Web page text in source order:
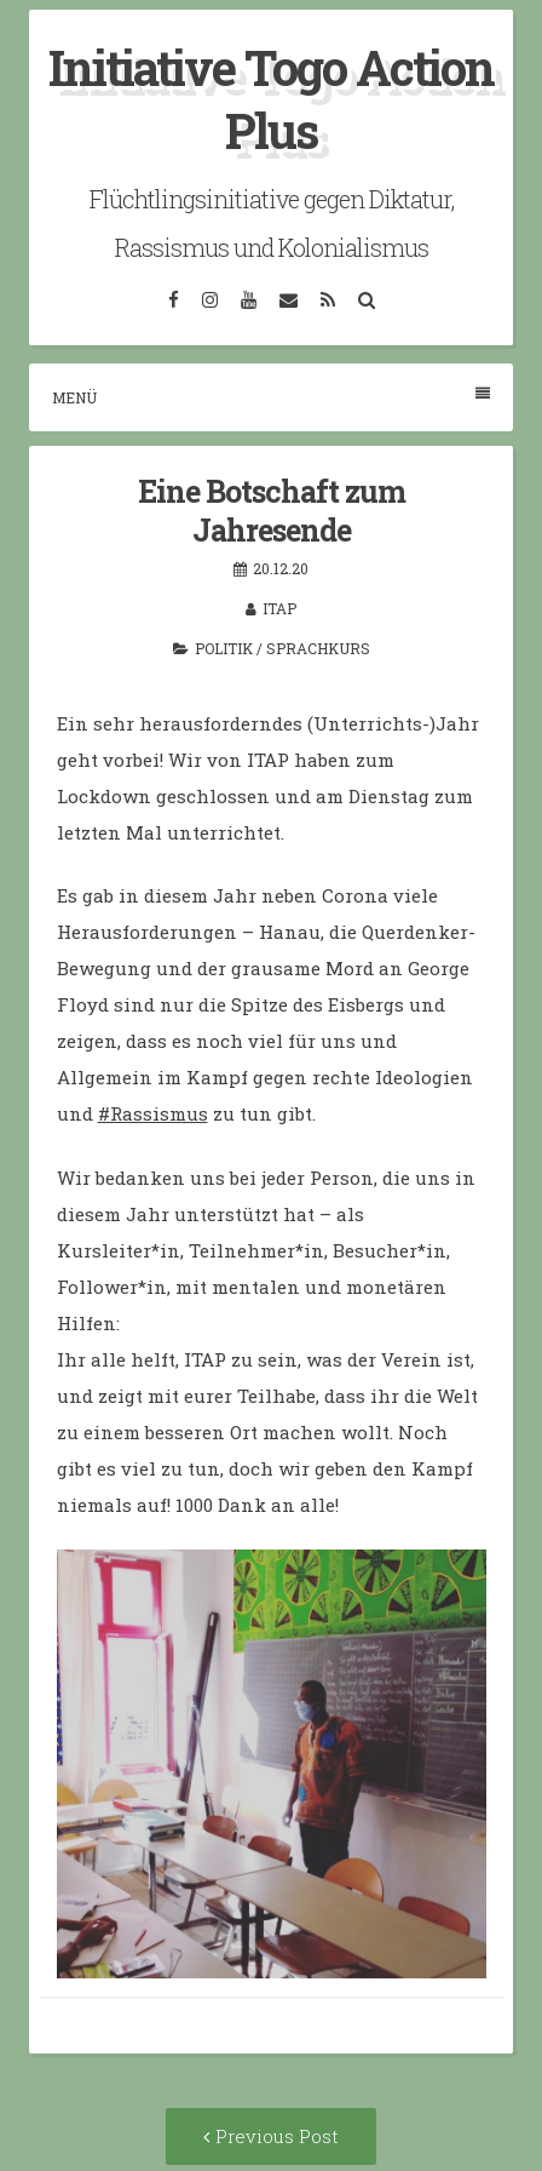
content
Initiative Togo Action
Plus
Flüchtlingsinitiative gegen Diktatur,
Rassismus und Kolonialismus
FacebookInstagramYouTube
EmailRSS
MENÜ
Eine Botschaft zum
Jahresende
20.12.20
ITAP
POLITIK/SPRACHKURS
Ein sehr herausforderndes (Unterrichts-)Jahr
geht vorbei! Wir von ITAP haben zum
Lockdown geschlossen und am Dienstag zum
letzten Mal unterrichtet.
Es gab in diesem Jahr neben Corona viele
Herausforderungen – Hanau, die Querdenker-
Bewegung und der grausame Mord an George
Floyd sind nur die Spitze des Eisbergs und
zeigen, dass es noch viel für uns und
Allgemein im Kampf gegen rechte Ideologien
und #Rassismus zu tun gibt.
Wir bedanken uns bei jeder Person, die uns in
diesem Jahr unterstützt hat – als
Kursleiter*in, Teilnehmer*in, Besucher*in,
Follower*in, mit mentalen und monetären
Hilfen:
Ihr alle helft, ITAP zu sein, was der Verein ist,
und zeigt mit eurer Teilhabe, dass ihr die Welt
zu einem besseren Ort machen wollt. Noch
gibt es viel zu tun, doch wir geben den Kampf
niemals auf! 1000 Dank an alle!
Previous Post
post: